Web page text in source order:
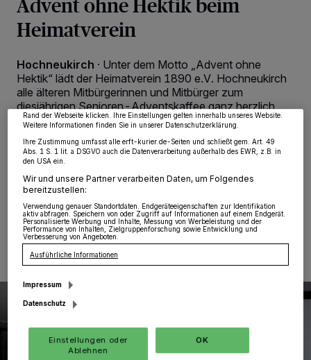
Heimatverein
Hochneukirch · Unter dem Motto „Advent ohne
Hektik“ lädt der Heimatverein 1890 e.V. Hochneukirch
alle älteren Mitbürgerinnen und Mitbürger zum
diesjährigen Senioren-Adventskaffee ganz herzlich
ein. Der Präsident des Vereins Benedikt Obst ist davon
vorweihnachtliche Stimmung die Veranstaltung
begleiten wird.
25.11.2014 , 13:23 Uhr Eine Minute Lesezeit
Wir und unsere218
-Partner speichern und greifen auf personenbezogene Daten
Partner verarbeiten Daten, um Ihnen Dienste bereitzustellen“ aufgeführten
Zwecke. Wenn Tracker deaktiviert sind, sind manche Inhalte und Anzeigen
wieder aufrufen, um Ihre Einstellungen zu ändern oder Ihre Einwilligung zu
widerrufen, indem Sie auf den Link Einstellungen oder Ablehnen am unteren
Rand der Webseite klicken. Ihre Einstellungen gelten innerhalb unseres Website.
Weitere Informationen finden Sie in unserer Datenschutzerklärung.
Ihre Zustimmung umfasst alle erft-kurier.de-Seiten und schließt gem. Art. 49
Abs. 1 S. 1 lit. a DSGVO auch die Datenverarbeitung außerhalb des EWR, z.B. in
den USA ein.
Wir und unsere Partner verarbeiten Daten, um Folgendes
bereitzustellen:
Verwendung genauer Standortdaten. Endgeräteeigenschaften zur Identifikation
aktiv abfragen. Speichern von oder Zugriff auf Informationen auf einem Endgerät.
Personalisierte Werbung und Inhalte, Messung von Werbeleistung und der
Performance von Inhalten, Zielgruppenforschung sowie Entwicklung und
Verbesserung von Angeboten.
Ausführliche Informationen
Impressum
Datenschutz
Einstellungen oder
Ablehnen
OK